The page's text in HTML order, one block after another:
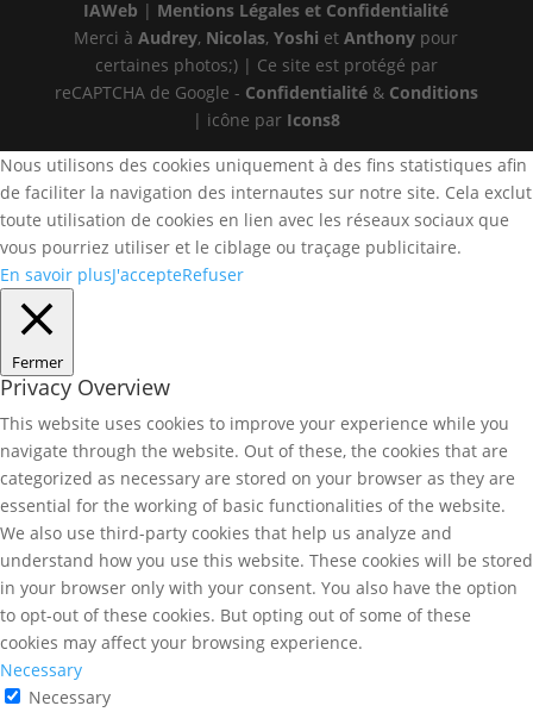
IAWeb | Mentions Légales et Confidentialité
Merci àAudrey, Nicolas,Yoshi etAnthony pour
certaines photos;) | Ce site est protégé par
reCAPTCHA de Google - Confidentialité& Conditions
| icône par Icons8
Nous utilisons des cookies uniquement à des fins statistiques afin
de faciliter la navigation des internautes sur notre site. Cela exclut
toute utilisation de cookies en lien avec les réseaux sociaux que
vous pourriez utiliser et le ciblage ou traçage publicitaire.
En savoir plusJ'accepteRefuser
Fermer
Privacy Overview
This website uses cookies to improve your experience while you
navigate through the website. Out of these, the cookies that are
categorized as necessary are stored on your browser as they are
essential for the working of basic functionalities of the website.
We also use third-party cookies that help us analyze and
understand how you use this website. These cookies will be stored
in your browser only with your consent. You also have the option
to opt-out of these cookies. But opting out of some of these
cookies may affect your browsing experience.
Necessary
Necessary